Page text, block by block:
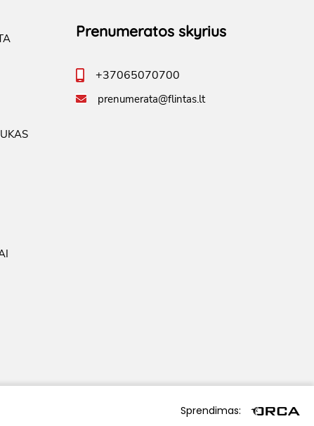
Prenumeratos skyrius
+37065070700
prenumerata@flintas.lt
Sprendimas: